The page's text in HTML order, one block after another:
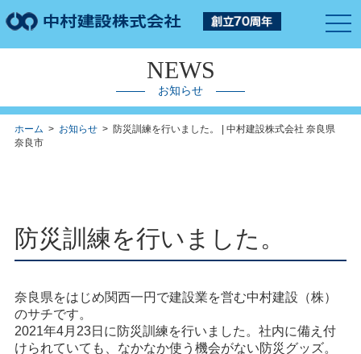
NEWS
お知らせ
ホーム > お知らせ> 防災訓練を行いました。 | 中村建設株式会社 奈良県
奈良市
防災訓練を行いました。
奈良県をはじめ関西一円で建設業を営む中村建設（株）
のサチです。
2021年4月23日に防災訓練を行いました。社内に備え付
けられていても、なかなか使う機会がない防災グッズ。